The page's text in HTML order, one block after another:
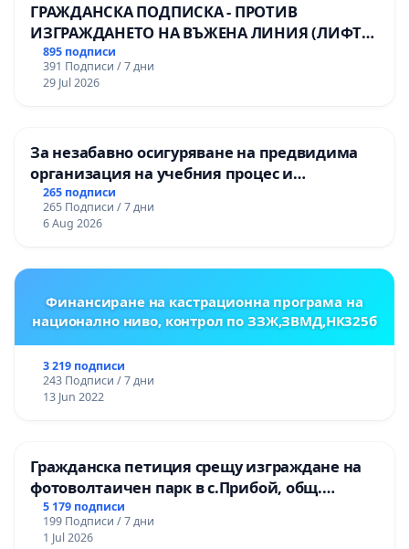
ГРАЖДАНСКА ПОДПИСКА - ПРОТИВ
ИЗГРАЖДАНЕТО НА ВЪЖЕНА ЛИНИЯ (ЛИФТ)
НА ТЕРИТОРИЯТА НА ПРИРОДНА
ЗАБЕЛЕЖИТЕЛНОСТ „ХЪЛМ НА
ОСВОБОДИТЕЛИТЕ“ (БУНАРДЖИК)
895 подписи
391 Подписи / 7 дни
29 Jul 2026
За незабавно осигуряване на предвидима
организация на учебния процес и
гарантиране на правото на равнопоставено
и качествено образование на учениците от
ОУ „Княз Александър I“ и Хуманитарна
265 подписи
265 Подписи / 7 дни
6 Aug 2026
Финансиране на кастрационна програма на
национално ниво, контрол по ЗЗЖ,ЗВМД,НК325б
3 219 подписи
243 Подписи / 7 дни
13 Jun 2022
Гражданска петиция срещу изграждане на
фотоволтаичен парк в с.Прибой, общ.
Радомир
5 179 подписи
199 Подписи / 7 дни
1 Jul 2026